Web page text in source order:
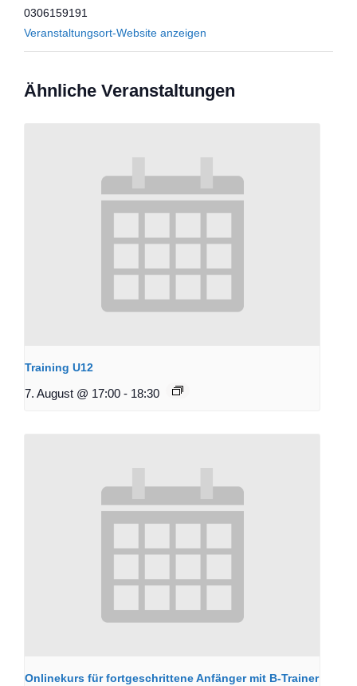
0306159191
Veranstaltungsort-Website anzeigen
Ähnliche Veranstaltungen
Training U12
7. August @ 17:00 - 18:30
Onlinekurs für fortgeschrittene Anfänger mit B-Trainer